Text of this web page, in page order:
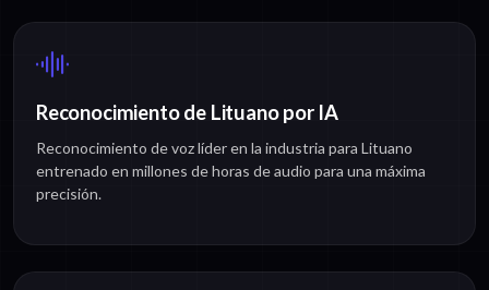
Reconocimiento de Lituano por IA
Reconocimiento de voz líder en la industria para Lituano
entrenado en millones de horas de audio para una máxima
precisión.